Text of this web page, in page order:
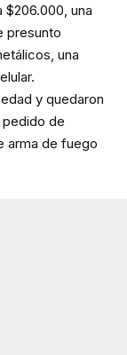
una
presunto
una
y quedaron
de
arma de fuego